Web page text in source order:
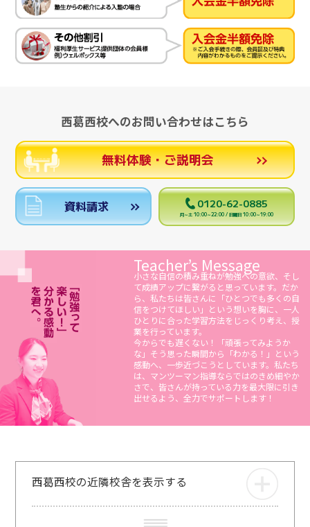
西葛西校へのお問い合わせはこちら
無料体験・ご説明会
資料請求 0120-62-0885
月～土 10:00～22:00 / 日曜日 10:00～19:00
Teacher’s Message
小さな自信の積み重ねが勉強への意欲、そし
て成績アップに繋がると思っています。だか
ら、私たちは皆さんに「ひとつでも多くの自
信をつけてほしい」という想いを胸に、一人
ひとりに合った学習方法をじっくり考え、授
業を行っています。
今からでも遅くない！「頑張ってみようか
な」そう思った瞬間から「わかる！」という
感動へ、一歩近づこうとしています。私たち
は、マンツーマン指導ならではのきめ細やか
さで、皆さんが持っている力を最大限に引き
出せるよう、全力でサポートします！
西葛西校の近隣校舎を表示する